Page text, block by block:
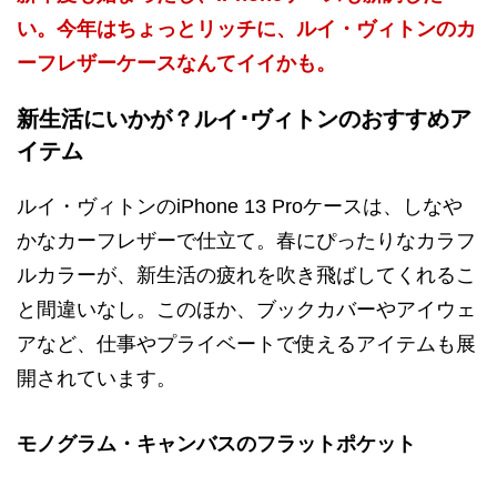
い。今年はちょっとリッチに、ルイ・ヴィトンのカ
ーフレザーケースなんてイイかも。
新生活にいかが？ルイ･ヴィトンのおすすめア
イテム
ルイ・ヴィトンのiPhone 13 Proケースは、しなや
かなカーフレザーで仕立て。春にぴったりなカラフ
ルカラーが、新生活の疲れを吹き飛ばしてくれるこ
と間違いなし。このほか、ブックカバーやアイウェ
アなど、仕事やプライベートで使えるアイテムも展
開されています。
モノグラム・キャンバスのフラットポケット